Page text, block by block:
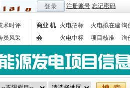
登录 注册账号 忘记密码
术时评
员风采
商业 机
会
火电招标 火电拟在建询
火电中标
项目核准
询